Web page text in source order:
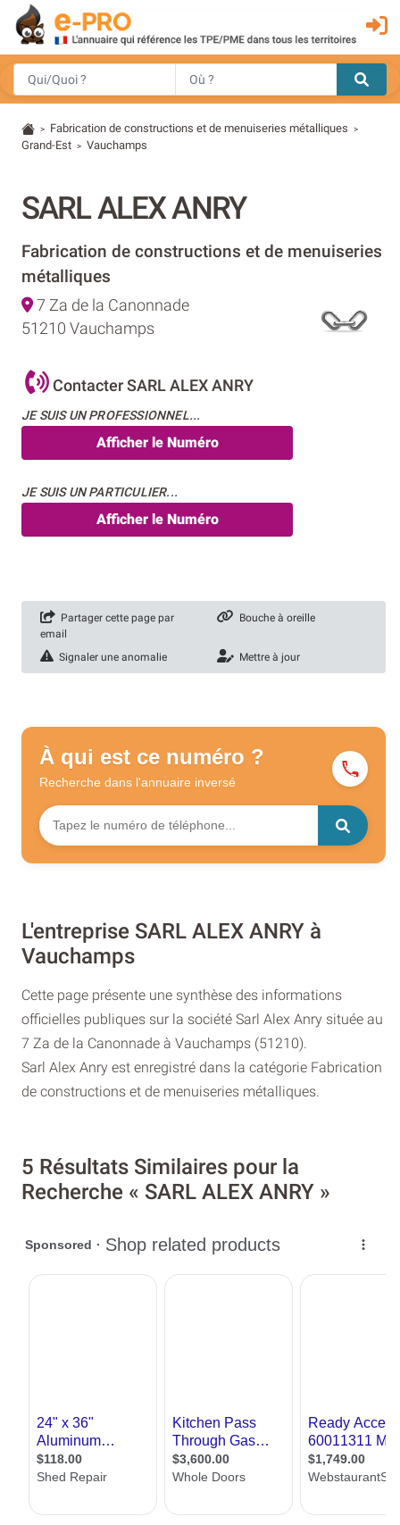
> Fabrication de constructions et de menuiseries métalliques >
Grand-Est > Vauchamps
SARL ALEX ANRY
Fabrication de constructions et de menuiseries
métalliques
7 Za de la Canonnade
51210 Vauchamps
Contacter SARL ALEX ANRY
JE SUIS UN PROFESSIONNEL...
Afficher le Numéro
JE SUIS UN PARTICULIER...
Afficher le Numéro
Partager cette page par
email
Bouche à oreille
Signaler une anomalie Mettre à jour
À qui est ce numéro ?
Recherche dans l'annuaire inversé
L'entreprise SARL ALEX ANRY à
Vauchamps
Cette page présente une synthèse des informations
officielles publiques sur la société Sarl Alex Anry située au
7 Za de la Canonnade à Vauchamps (51210).
Sarl Alex Anry est enregistré dans la catégorie Fabrication
de constructions et de menuiseries métalliques.
5 Résultats Similaires pour la
Recherche « SARL ALEX ANRY »